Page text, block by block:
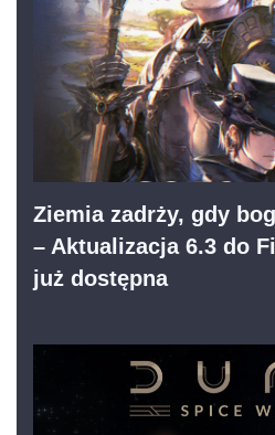
Ziemia zadrży, gdy
– Aktualizacja 6.3 do
już dostępna